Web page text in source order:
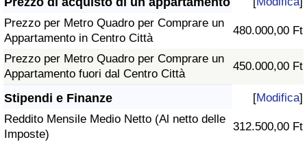
Prezzo per Metro Quadro per Comprare un
Appartamento in Centro Città
480.000,00 Ft
Prezzo per Metro Quadro per Comprare un
Appartamento fuori dal Centro Città
450.000,00 Ft
Stipendi e Finanze [Modifica]
Reddito Mensile Medio Netto (Al netto delle
Imposte)
312.500,00 Ft